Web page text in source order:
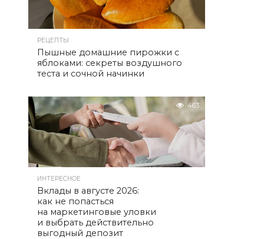
РЕЦЕПТЫ
Пышные домашние пирожки с
яблоками: секреты воздушного
теста и сочной начинки
463
ИНТЕРЕСНОЕ
Вклады в августе 2026:
как не попасться
на маркетинговые уловки
и выбрать действительно
выгодный депозит